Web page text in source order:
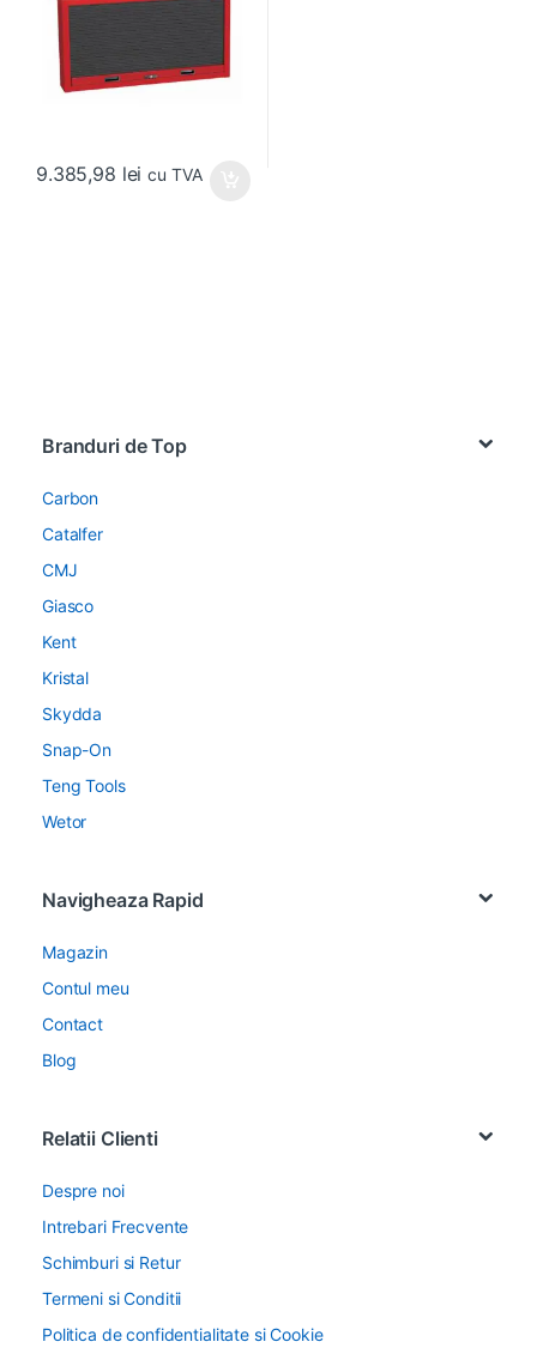
9.385,98 lei cu TVA
Branduri de Top
Carbon
Catalfer
CMJ
Giasco
Kent
Kristal
Skydda
Snap-On
Teng Tools
Wetor
Navigheaza Rapid
Magazin
Contul meu
Contact
Blog
Relatii Clienti
Despre noi
Intrebari Frecvente
Schimburi si Retur
Termeni si Conditii
Politica de confidentialitate si Cookie